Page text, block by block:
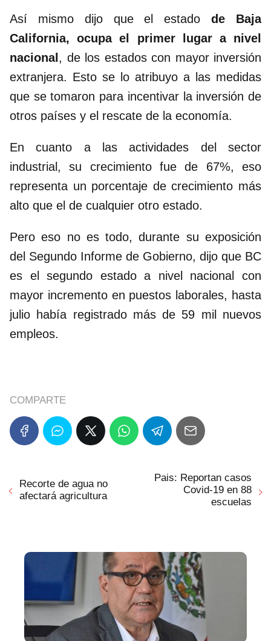
Así mismo dijo que el estadode Baja
California, ocupa el primer lugar a nivel
nacional , de los estados con mayor inversión
extranjera. Esto se lo atribuyo a las medidas
que se tomaron para incentivar la inversión de
otros países y el rescate de la economía.
En cuanto a las actividades del sector
industrial, su crecimiento fue de 67%, eso
representa un porcentaje de crecimiento más
alto que el de cualquier otro estado.
Pero eso no es todo, durante su exposición
del Segundo Informe de Gobierno, dijo que BC
es el segundo estado a nivel nacional con
mayor incremento en puestos laborales, hasta
julio había registrado más de 59 mil nuevos
empleos.
COMPARTE
Recorte de agua no
afectará agricultura
Pais: Reportan casos
Covid-19 en 88
escuelas